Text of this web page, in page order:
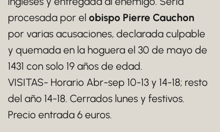
procesada por el obispo Pierre Cauchon
por varias acusaciones, declarada culpable
y quemada en la hoguera el 30 de mayo de
1431 con solo 19 años de edad.
VISITAS- Horario Abr-sep 10-13 y 14-18; resto
del año 14-18. Cerrados lunes y festivos.
Precio entrada 6 euros.